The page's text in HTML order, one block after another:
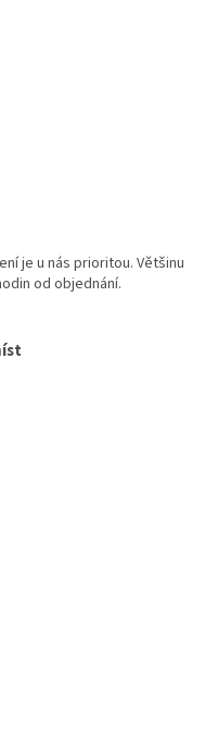
je u nás prioritou. Většinu
od objednání.